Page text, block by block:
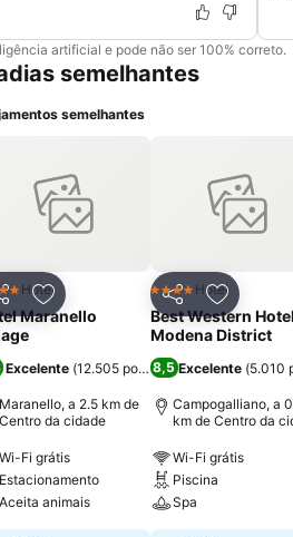
artificial e pode não ser 100% correto.
semelhantes
semelhantes
Adicionar aos favoritos
Hotel
Maranello
Excelente (12.505 pontuações)
Maranello, a 2.5 km de
Centro da cidade
Wi-Fi grátis
Estacionamento
Aceita animais
Partilhar
4 EstrelasHotel
Best Western
Modena District
8,5 Excelente (5.010
Campogalliano, a
km de Centro da
Wi-Fi grátis
Piscina
Spa